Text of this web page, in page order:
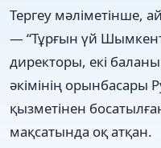
Тергеу мәліметінше,
— “Тұрғын үй
директоры, екі
әкімінің орынбасары
қызметінен
мақсатында оқ атқан.